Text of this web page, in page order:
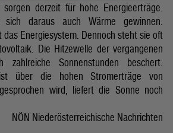
sorgen derzeit für hohe Energieerträge.
daraus auch Wärme gewinnen.
Energiesystem. Dennoch steht sie oft
Die Hitzewelle der vergangenen
zahlreiche Sonnenstunden beschert.
über die hohen Stromerträge von
wird, liefert die Sonne noch
NÖN Niederösterreichische Nachrichten